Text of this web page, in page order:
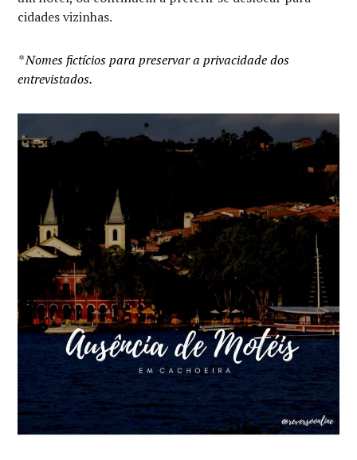
cidades vizinhas.
* Nomes fictícios para preservar a privacidade dos
entrevistados.